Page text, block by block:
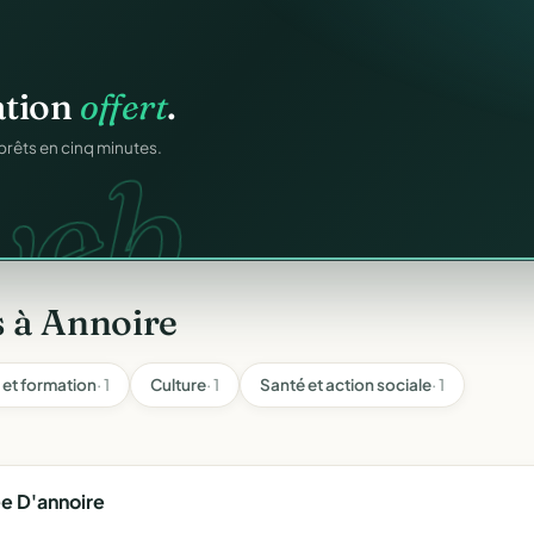
gratuitement
au même endroit,
offert.
en cinq minutes.
à Annoire
formation· 1 Culture· 1 Santé et action sociale· 1
D'annoire